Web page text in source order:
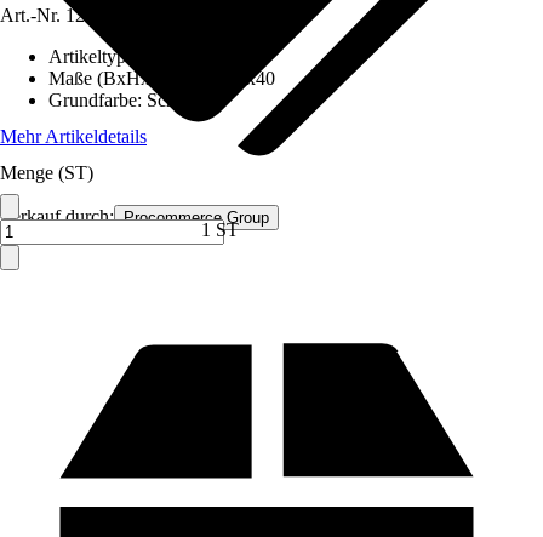
Verkauf durch: Procommerce Group
Art.-Nr. 12591709
Artikeltyp
Maße (BxHxT)
120x180x40
Grundfarbe: Schwarz
Mehr Artikeldetails
Menge (ST)
1 ST